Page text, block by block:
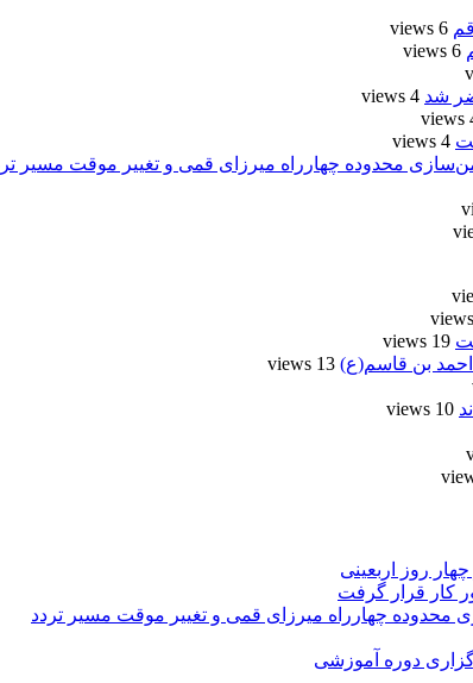
6 views
6 views
شد 4 views
4
4 views
محدوده چهارراه میرزای قمی و تغییر موقت مسیر
19 views
بن قاسم(ع) 13 views
10 views
کار قرار گرفت
چهارراه میرزای قمی و تغییر موقت مسیر تردد